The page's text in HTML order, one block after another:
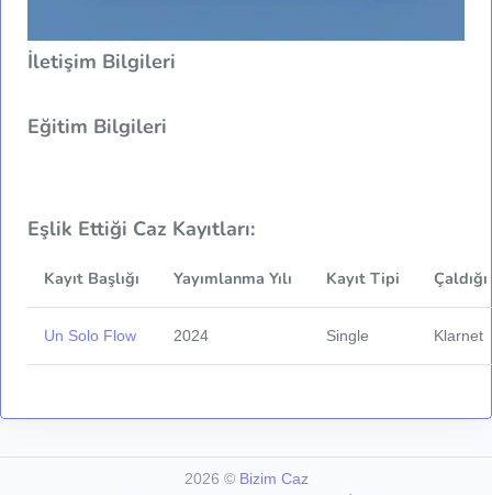
İletişim Bilgileri
Eğitim Bilgileri
Eşlik Ettiği Caz Kayıtları:
Kayıt Başlığı Yayımlanma Yılı Kayıt Tipi
Un Solo Flow 2024 Single Klarnet
2026 © Bizim Caz